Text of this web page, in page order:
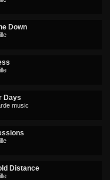
Down
Days
music
Distance